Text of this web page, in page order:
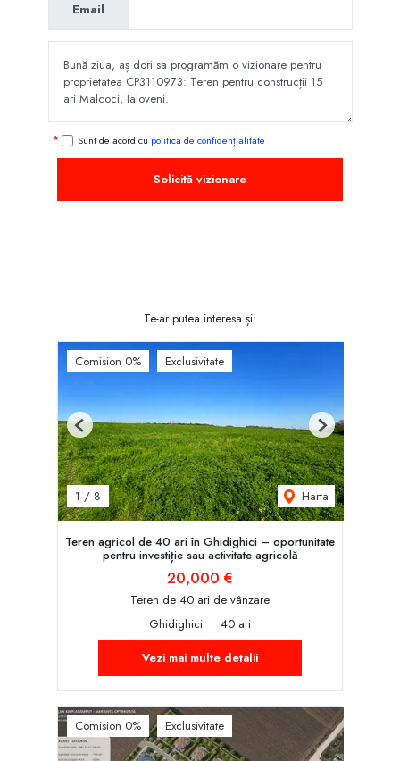
Email
Sunt de acord cu politica de confidențialitate
Solicită vizionare
Te-ar putea interesa și:
Comision 0% Exclusivitate
1 / 8 Harta
Previous Next
Teren agricol de 40 ari în Ghidighici – oportunitate
pentru investiție sau activitate agricolă
20,000 €
Teren de 40 ari de vânzare
Ghidighici
40 ari
Vezi mai multe detalii
Comision 0% Exclusivitate